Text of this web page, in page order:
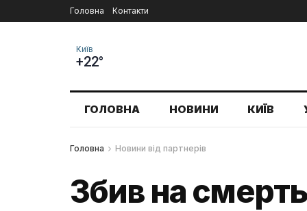
Головна Контакти
Київ
+22°
ГОЛОВНА НОВИНИ КИЇВ
Головна Новини від партнерів
Збив на